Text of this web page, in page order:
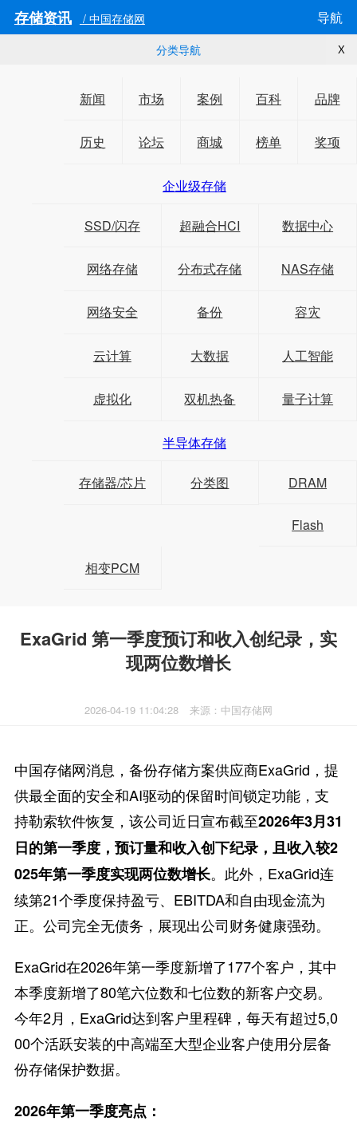
存储资讯 / 中国存储网 导航
分类导航 X
新闻 市场 案例 百科 品牌
历史 论坛 商城 榜单 奖项
企业级存储
SSD/闪存 超融合HCI 数据中心
网络存储 分布式存储 NAS存储
网络安全 备份 容灾
云计算 大数据 人工智能
虚拟化 双机热备 量子计算
半导体存储
存储器/芯片 分类图 DRAM
Flash
相变PCM
ExaGrid 第一季度预订和收入创纪录，实
现两位数增长
2026-04-19 11:04:28 来源：中国存储网
中国存储网消息，备份存储方案供应商ExaGrid，提
供最全面的安全和AI驱动的保留时间锁定功能，支
持勒索软件恢复，该公司近日宣布截至2026年3月31
日的第一季度，预订量和收入创下纪录，且收入较2
025年第一季度实现两位数增长。此外，ExaGrid连
续第21个季度保持盈亏、EBITDA和自由现金流为
正。公司完全无债务，展现出公司财务健康强劲。
ExaGrid在2026年第一季度新增了177个客户，其中
本季度新增了80笔六位数和七位数的新客户交易。
今年2月，ExaGrid达到客户里程碑，每天有超过5,0
00个活跃安装的中高端至大型企业客户使用分层备
份存储保护数据。
2026年第一季度亮点：